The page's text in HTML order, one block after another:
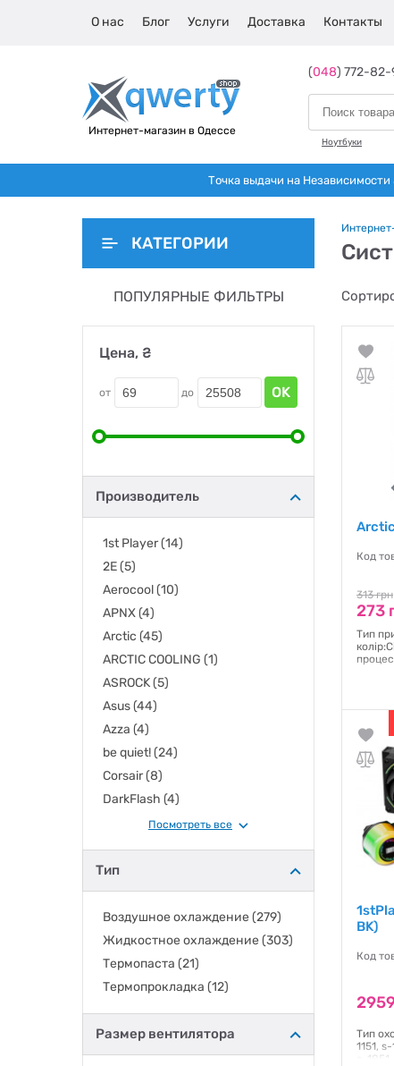
О нас Блог Услуги Доставка Контакты
Интернет-магазин в Одессе
(048) 772-82-
Ноутбуки
Точка выдачи на
КАТЕГОРИИ
ПОПУЛЯРНЫЕ ФИЛЬТРЫ
Цена, ₴
от до OK
Производитель
1st Player(14)
2E(5)
Aerocool(10)
APNX(4)
Arctic (45)
ARCTIC COOLING (1)
ASROCK(5)
Asus(44)
Azza (4)
be quiet!(24)
Corsair(8)
DarkFlash (4)
DeepCool(92)
FRACTAL DESIGN
Gamdias(3)
GAMEMAX(39)
Gelid Solution(12)
Gembird(4)
GIGABYTE(6)
ID-COOLING(96)
Jonsbo(42)
Посмотреть все
Тип
Воздушное охлаждение(279)
Жидкостное охлаждение(303)
Термопаста (21)
Термопрокладка (12)
Размер вентилятора
Код
313 грн
273
Тип
BK)
Код
Тип
1151,
s-